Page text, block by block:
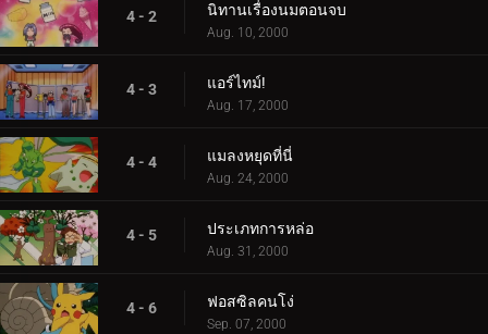
4 - 2 นิทานเรื่องนมตอนจบ
Aug. 10, 2000
4 - 3 แอร์ไทม์!
Aug. 17, 2000
4 - 4 แมลงหยุดที่นี่
Aug. 24, 2000
4 - 5 ประเภทการหล่อ
Aug. 31, 2000
4 - 6 ฟอสซิลคนโง่
Sep. 07, 2000